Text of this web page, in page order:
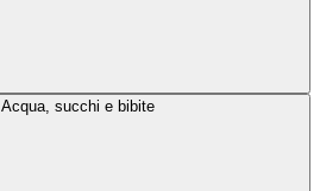
Acqua, succhi e bibite